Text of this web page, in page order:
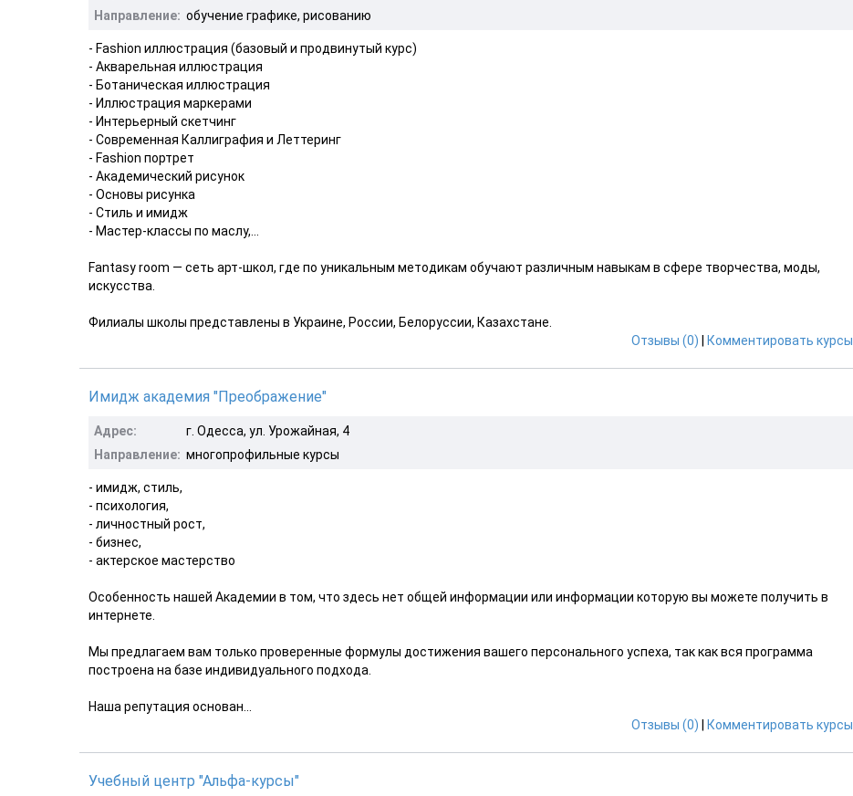
Направление: обучение графике, рисованию
- Fashion иллюстрация (базовый и продвинутый курс)
- Акварельная иллюстрация
- Ботаническая иллюстрация
- Иллюстрация маркерами
- Интерьерный скетчинг
- Современная Каллиграфия и Леттеринг
- Fashion портрет
- Академический рисунок
- Основы рисунка
- Стиль и имидж
- Мастер-классы по маслу,...
Fantasy room — сеть арт-школ, где по уникальным методикам обучают различным навыкам в сфере творчества, моды,
искусства.
Филиалы школы представлены в Украине, России, Белоруссии, Казахстане.
Отзывы (0)
Комментировать курсы
Имидж академия "Преображение"
Адрес:
г. Одесса, ул. Урожайная, 4
Направление: многопрофильные курсы
- имидж, стиль,
- психология,
- личностный рост,
- бизнес,
- актерское мастерство
Особенность нашей Академии в том, что здесь нет общей информации или информации которую вы можете получить в
интернете.
Мы предлагаем вам только проверенные формулы достижения вашего персонального успеха, так как вся программа
построена на базе индивидуального подхода.
Наша репутация основан...
Отзывы (0)
Комментировать курсы
Учебный центр "Альфа-курсы"